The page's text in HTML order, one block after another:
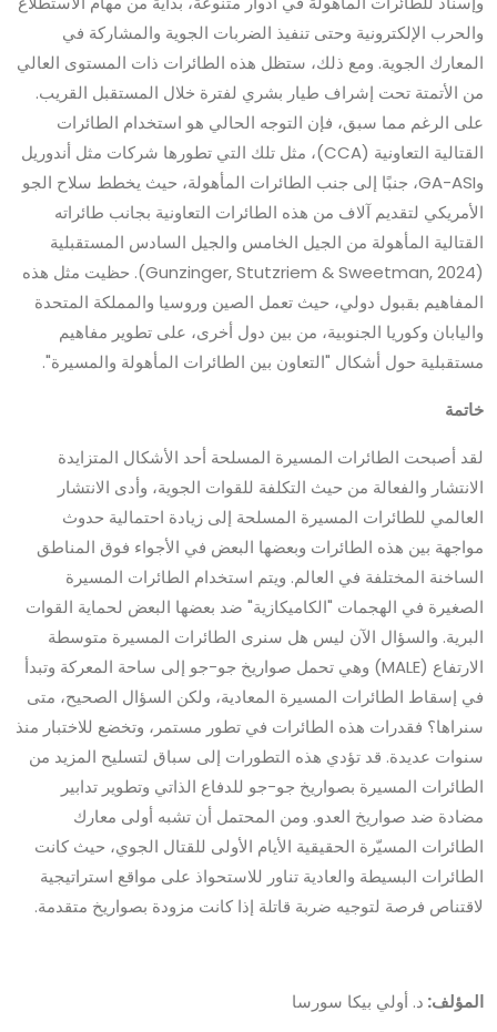
والحرب الإلكترونية وحتى تنفيذ الضربات الجوية والمشاركة في
المعارك الجوية. ومع ذلك، ستظل هذه الطائرات ذات المستوى العالي
من الأتمتة تحت إشراف طيار بشري لفترة خلال المستقبل القريب.
على الرغم مما سبق، فإن التوجه الحالي هو استخدام الطائرات
القتالية التعاونية (CCA)، مثل تلك التي تطورها شركات مثل أندوريل
وGA-ASI، جنبًا إلى جنب الطائرات المأهولة، حيث يخطط سلاح الجو
الأمريكي لتقديم آلاف من هذه الطائرات التعاونية بجانب طائراته
القتالية المأهولة من الجيل الخامس والجيل السادس المستقبلية
(Gunzinger, Stutzriem & Sweetman, 2024). حظيت مثل هذه
المفاهيم بقبول دولي، حيث تعمل الصين وروسيا والمملكة المتحدة
واليابان وكوريا الجنوبية، من بين دول أخرى، على تطوير مفاهيم
مستقبلية حول أشكال "التعاون بين الطائرات المأهولة والمسيرة".
خاتمة
لقد أصبحت الطائرات المسيرة المسلحة أحد الأشكال المتزايدة
الانتشار والفعالة من حيث التكلفة للقوات الجوية، وأدى الانتشار
العالمي للطائرات المسيرة المسلحة إلى زيادة احتمالية حدوث
مواجهة بين هذه الطائرات وبعضها البعض في الأجواء فوق المناطق
الساخنة المختلفة في العالم. ويتم استخدام الطائرات المسيرة
الصغيرة في الهجمات "الكاميكازية" ضد بعضها البعض لحماية القوات
البرية. والسؤال الآن ليس هل سنرى الطائرات المسيرة متوسطة
الارتفاع (MALE) وهي تحمل صواريخ جو-جو إلى ساحة المعركة وتبدأ
في إسقاط الطائرات المسيرة المعادية، ولكن السؤال الصحيح، متى
سنراها؟ فقدرات هذه الطائرات في تطور مستمر، وتخضع للاختبار منذ
سنوات عديدة. قد تؤدي هذه التطورات إلى سباق لتسليح المزيد من
الطائرات المسيرة بصواريخ جو-جو للدفاع الذاتي وتطوير تدابير
مضادة ضد صواريخ العدو. ومن المحتمل أن تشبه أولى معارك
الطائرات المسيّرة الحقيقية الأيام الأولى للقتال الجوي، حيث كانت
الطائرات البسيطة والعادية تناور للاستحواذ على مواقع استراتيجية
لاقتناص فرصة لتوجيه ضربة قاتلة إذا كانت مزودة بصواريخ متقدمة.
المؤلف: د. أولي بيكا سورسا